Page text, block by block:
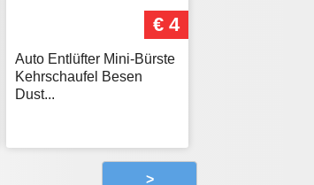
€ 4
Auto Entlüfter Mini-Bürste
Kehrschaufel Besen
Dust...
>